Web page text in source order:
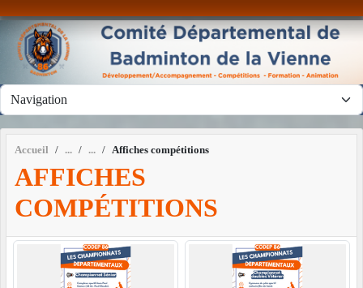
Accueil Affiches compétitions
AFFICHES
COMPÉTITIONS